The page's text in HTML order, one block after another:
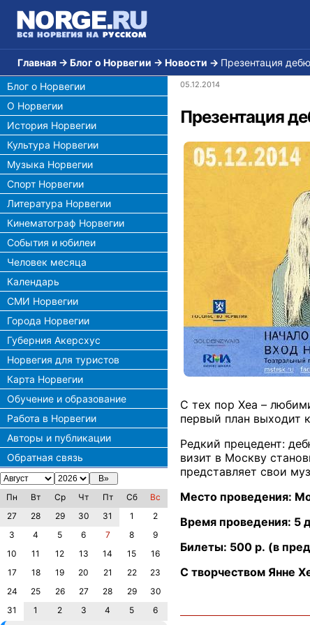
Главная → Блог о Норвегии → Новости → Презентация
Блог о Норвегии
О Норвегии
История Норвегии
Культура Норвегии
Музыка Норвегии
Спорт Норвегии
Литература Норвегии
Кинематограф Норвегии
События и юбилеи
Человек месяца
Календарь
СМИ Норвегии
Города Норвегии
Губерния Акерсхус
Норвегия для туристов
Карта Норвегии
Обучение и образование
Работа в Норвегии
Авторы и публикации
Обратная связь
Пн Вт Ср Чт Пт Сб
Вс
27
28 29 30 31 1
2
3
4 5 6 7 8
9
10
11 12 13 14 15
16
17
18 19 20 21 22
23
24
25 26 27 28 29
30
31
1 2 3 4 5 6
05.12.2014
Презентация
С тех пор Хеа –
первый план выходит
Редкий прецедент:
визит в Москву
представляет свои
Место проведения:
Время проведения: 5
Билеты: 500 р. (в
С творчеством Янне